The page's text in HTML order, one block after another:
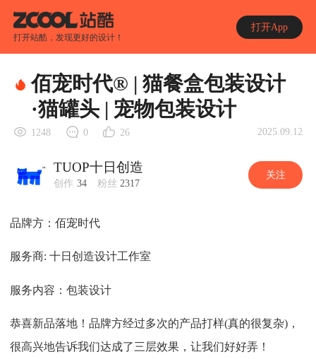
打开站酷，发现更好的设计！
打开App
佰宠时代® | 猫餐盒包装设计
·猫罐头 | 宠物包装设计
1248 0 26 2025.09.12
TUOP十日创造
创作 34 粉丝 2317
关注
品牌方：佰宠时代
服务商: 十日创造设计工作室
服务内容：包装设计
恭喜新品落地！品牌方经过多次的产品打样(真的很复杂)，
很高兴地告诉我们达成了三层效果，让我们好好弄！